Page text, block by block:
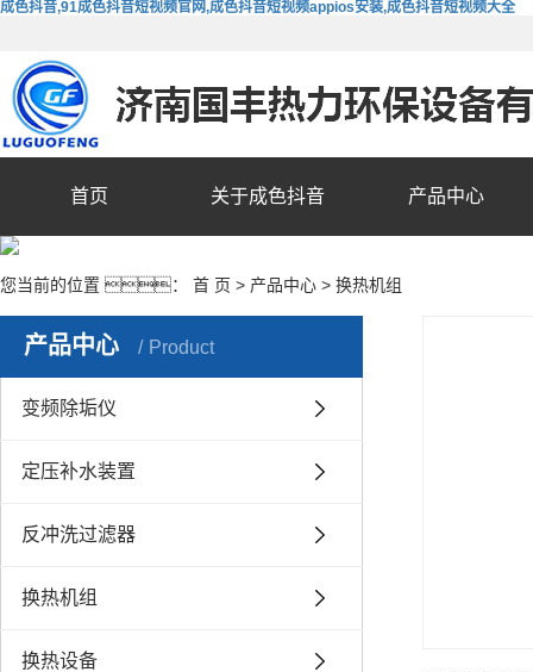
成色抖音,91成色抖音短视频官网,成色抖音短视频appios安装,成色抖音短视频大全
首页 关于成色抖音 产品中心
您当前的位置 ： 首 页 > 产品中心 > 换热机组
产品中心 Product
变频除垢仪
定压补水装置
反冲洗过滤器
换热机组
换热设备